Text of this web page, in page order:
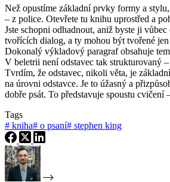
Než opustíme základní prvky formy a
– z police. Otevřete tu knihu uprostřed a
Jste schopni odhadnout, aniž byste ji
tvořících dialog, a ty mohou být tvořené
Dokonalý výkladový paragraf obsahuje
V beletrii není odstavec tak strukturovaný
Tvrdím, že odstavec, nikoli věta, je
na úrovni odstavce. Je to úžasný a
dobře psát. To představuje spoustu cvičení
Tags
# kniha# o psaní# stephen king